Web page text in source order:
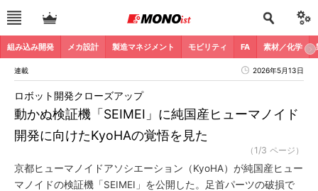
組み込み開発 メカ設計 製造マネジメント モビリティ FA 素材／化学
連載 2026年5月13日
動かぬ検証機「SEIMEI」に純国産ヒューマノイド
開発に向けたKyoHAの覚悟を見た
ロボット開発クローズアップ
（1/3 ページ）
京都ヒューマノイドアソシエーション（KyoHA）が純国産ヒュー
マノイドの検証機「SEIMEI」を公開した。足首パーツの破損で